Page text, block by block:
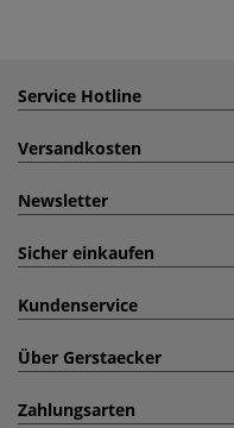
Service Hotline
Versandkosten
Newsletter
Sicher einkaufen
Kundenservice
Über Gerstaecker
Zahlungsarten